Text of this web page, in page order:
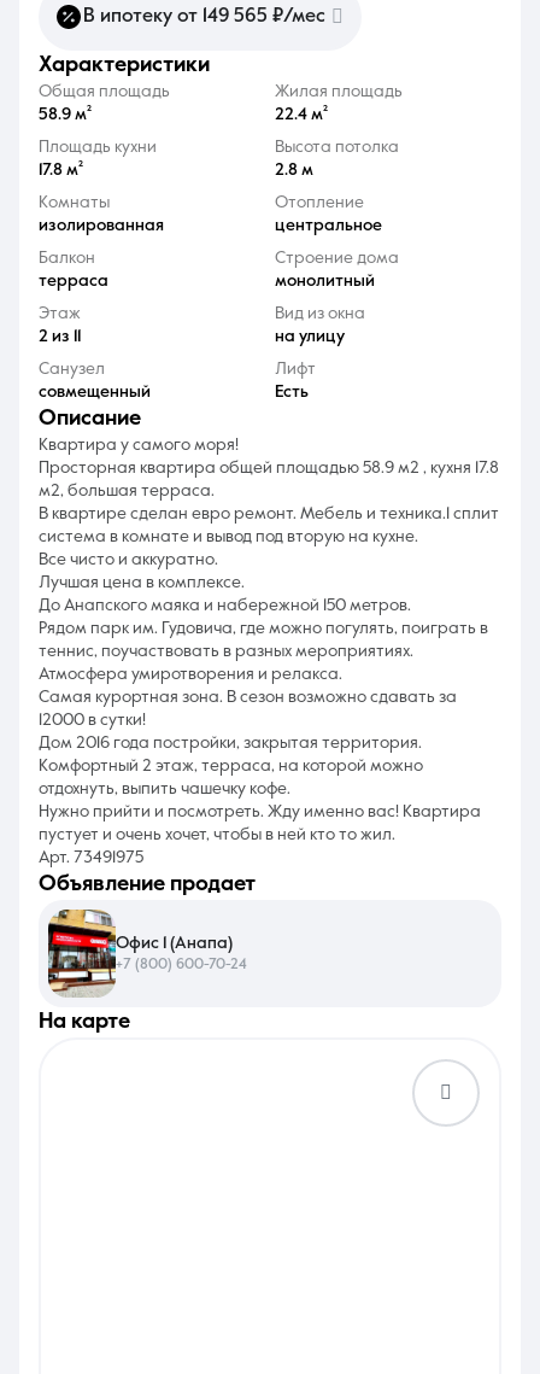
8 (861) 297-00-00
В ипотеку от 149 565 ₽/мес
характеристики
Общая площадь
58.9 м²
Жилая площадь
22.4 м²
Площадь кухни
17.8 м²
Высота потолка
2.8 м
Комнаты
изолированная
Отопление
центральное
Балкон
терраса
Строение дома
монолитный
Этаж
2 из 11
Вид из окна
на улицу
Санузел
совмещенный
Лифт
Есть
описание
Квартира у самого моря!
Просторная квартира общей площадью 58.9 м2 , кухня 17.8
м2, большая терраса.
В квартире сделан евро ремонт. Мебель и техника.1 сплит
система в комнате и вывод под вторую на кухне.
Все чисто и аккуратно.
Лучшая цена в комплексе.
До Анапского маяка и набережной 150 метров.
Рядом парк им. Гудовича, где можно погулять, поиграть в
теннис, поучаствовать в разных мероприятиях.
Атмосфера умиротворения и релакса.
Самая курортная зона. В сезон возможно сдавать за
12000 в сутки!
Дом 2016 года постройки, закрытая территория.
Комфортный 2 этаж, терраса, на которой можно
отдохнуть, выпить чашечку кофе.
Нужно прийти и посмотреть. Жду именно вас! Квартира
пустует и очень хочет, чтобы в ней кто то жил.
Арт. 73491975
на карте
объявление продает
Офис 1 (Анапа)
+7 (800) 600-70-24